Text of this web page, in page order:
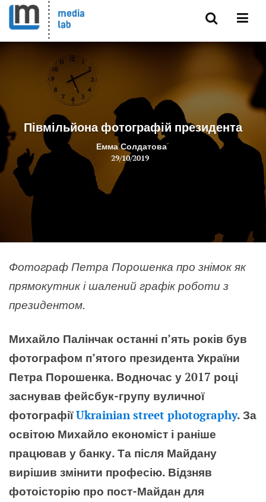
Півмільйона фотографій президента
Емма Солдатова
29/10/2019
Фотограф Петра Порошенка про знімок як
прямокутник і шалений графік роботи з
президентом.
Михайло Палінчак останні п’ять років був
фотографом п’ятого президента України
Петра Порошенка. Водночас у 2017 році
заснував фейсбук-групу вуличної
фотографіїUkrainian street photography. За
освітою Михайло економіст і раніше
працював у банку. Та після Майдану
вирішив змінити професію. Відзняв
фотоісторію про пост-Майдан для